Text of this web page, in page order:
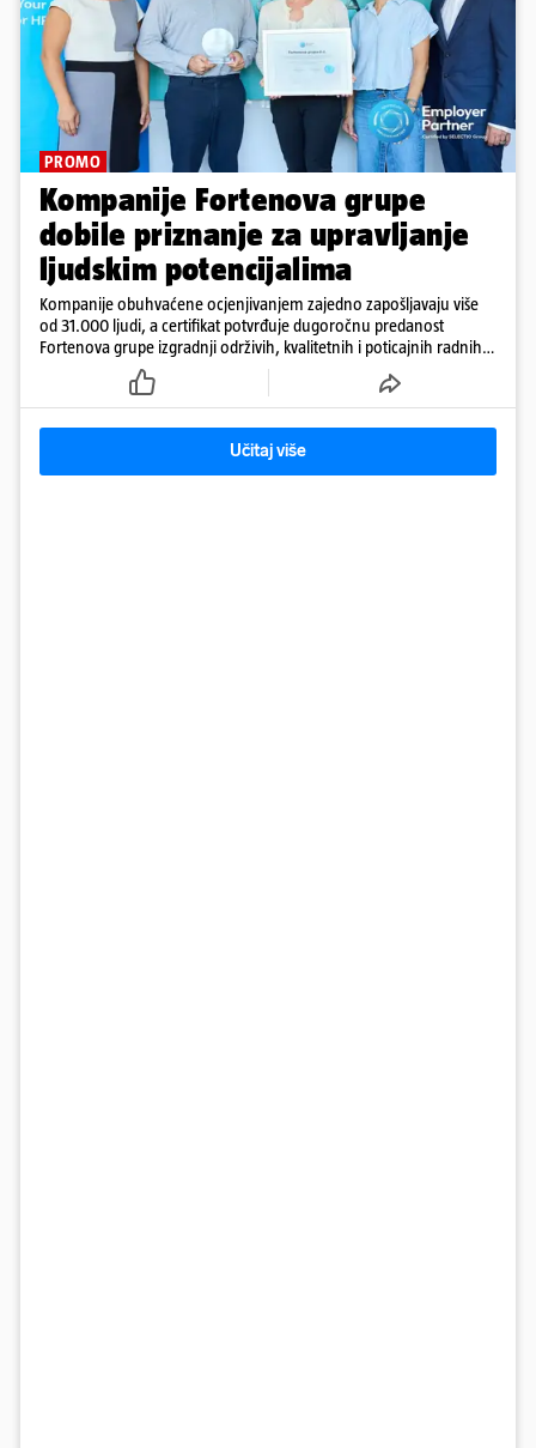
PROMO
Kompanije Fortenova grupe
dobile priznanje za upravljanje
ljudskim potencijalima
Kompanije obuhvaćene ocjenjivanjem zajedno zapošljavaju više
od 31.000 ljudi, a certifikat potvrđuje dugoročnu predanost
Fortenova grupe izgradnji održivih, kvalitetnih i poticajnih radnih
Učitaj više